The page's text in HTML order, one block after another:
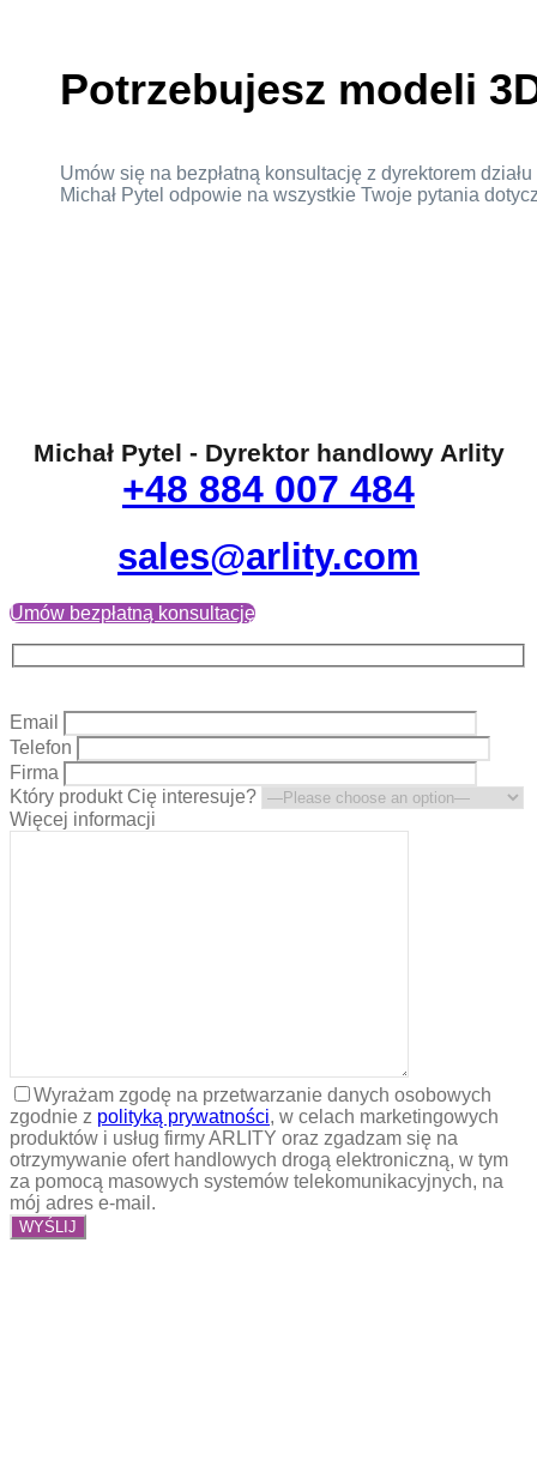
Potrzebujesz modeli
Umów się na bezpłatną konsultację z dyrektorem
Michał Pytel odpowie na wszystkie Twoje pytania
Michał Pytel - Dyrektor handlowy Arlity
+48 884 007 484
sales@arlity.com
Umów bezpłatną konsultację
Email
Telefon
Firma
Który produkt Cię interesuje?
Więcej informacji
Wyrażam zgodę na przetwarzanie danych osobowych
zgodnie z polityką prywatności, w celach marketingowych
produktów i usług firmy ARLITY oraz zgadzam się na
otrzymywanie ofert handlowych drogą elektroniczną, w tym
za pomocą masowych systemów telekomunikacyjnych, na
mój adres e-mail.